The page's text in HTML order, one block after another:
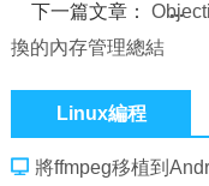
下一篇文章：
換的內存管理總結
Linux編程
將ffmpeg移植到